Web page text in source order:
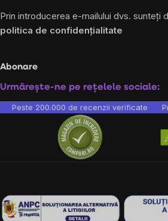
Prin introducerea e-mailului dvs. sunteți
politica de confidențialitate
Abonare
Urmărește-ne pe rețelele sociale:
Peste 200.000 de recenzii verificate